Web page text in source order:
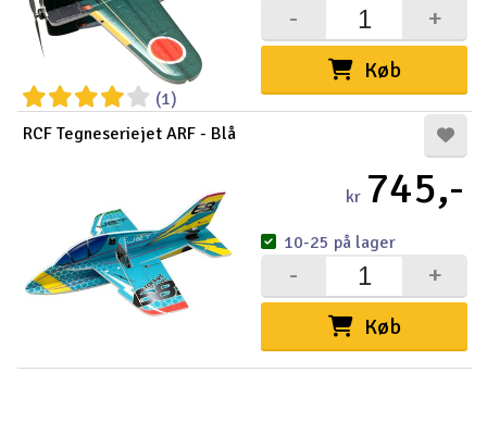
(1)
Køb
+
-
RCF Tegneseriejet ARF - Blå
kr 745,-
Køb
+
-
10-25 på lager